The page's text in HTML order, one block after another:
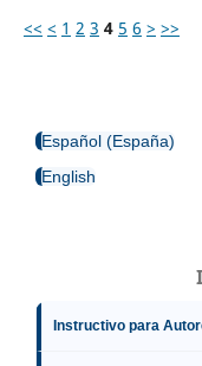
<< < 1 2 3 4 5 6 > >>
Español (España)
English
Instructivo para